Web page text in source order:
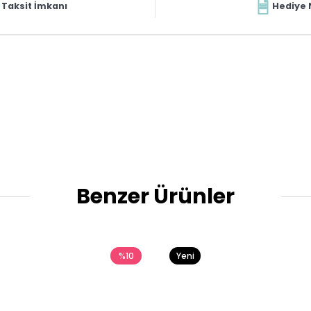
Taksit İmkanı Hediye
Benzer Ürünler
%10
Yeni